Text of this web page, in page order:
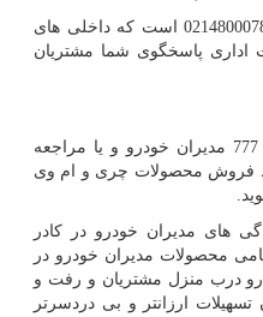
است. شماره تلفن شعبه کرج 02148000781 است که داخلی های
و 304 در ساعات اداری پاسخگوی شما مشتریان
شما با مراجعه به سایت نمایندگی 777 مدیران خودرو و یا مراجعه
فروش محصولات چری و ام وی
با دیگر نمایندگی های مدیران خودرو در کادر
محصولات مدیران خودرو در
درب منزل مشتریان و رفت و
ارزانتر و بی دردسرتر